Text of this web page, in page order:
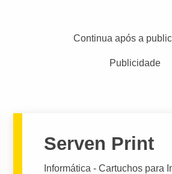
Continua após a
Publicidade
Serven Print
Informática - Cartuchos para